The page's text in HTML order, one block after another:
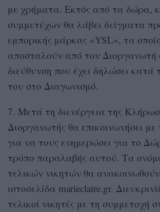
με χρήματα. Εκτός από τα δώρα,
συμμετέχων θα λάβει δείγματα
εμπορικής μάρκας «YSL», τα
αποσταλούν από τον Διοργανωτή
διεύθυνση που έχει δηλώσει κατά
του στο Διαγωνισμό.
7. Μετά τη διενέργεια της
Διοργανωτής θα επικοινωνήσει με
για να τους ενημερώσει για το
τρόπο παραλαβής αυτού. Τα
τελικών νικητών θα
ιστοσελίδα marieclaire.gr.
τελικοί νικητές με τη συμμετοχή